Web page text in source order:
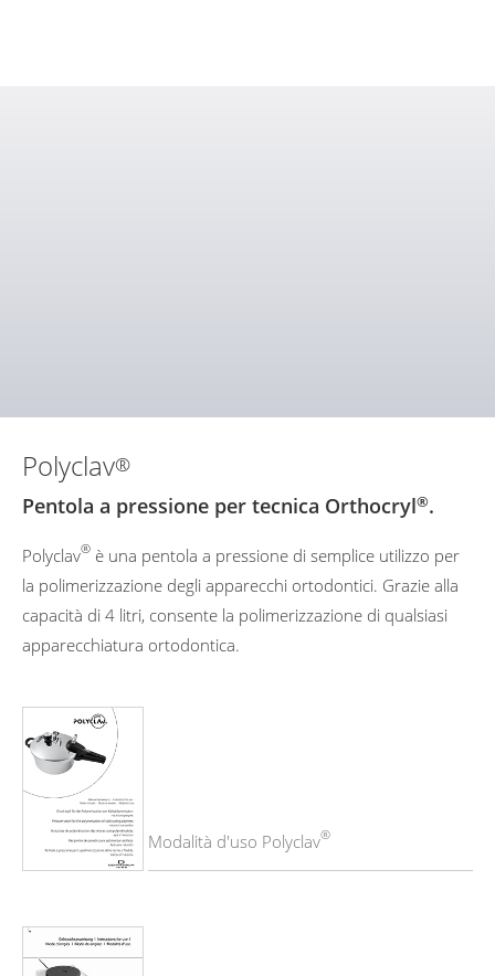
Polyclav®
Pentola a pressione per tecnica Orthocryl®.
Polyclav® è una pentola a pressione di semplice utilizzo per
la polimerizzazione degli apparecchi ortodontici. Grazie alla
capacità di 4 litri, consente la polimerizzazione di qualsiasi
apparecchiatura ortodontica.
Modalità d'uso Polyclav®